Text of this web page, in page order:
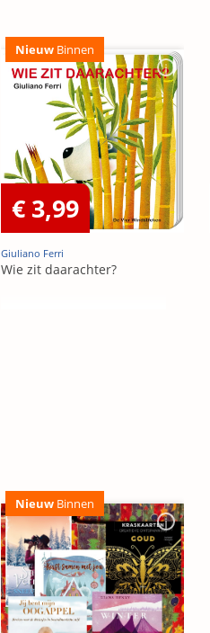
Nieuw Binnen
€ 3,99
Giuliano Ferri
Wie zit daarachter?
Nieuw Binnen